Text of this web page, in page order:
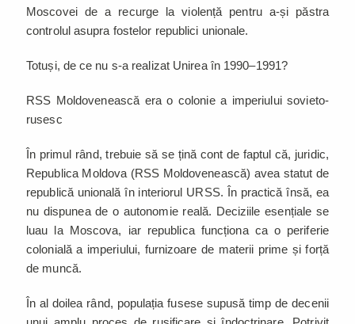
Moscovei de a recurge la violență pentru a-și păstra
controlul asupra fostelor republici unionale.
Totuși, de ce nu s-a realizat Unirea în 1990–1991?
RSS Moldovenească era o colonie a imperiului sovieto-
rusesc
În primul rând, trebuie să se țină cont de faptul că, juridic,
Republica Moldova (RSS Moldovenească) avea statut de
republică unională în interiorul URSS. În practică însă, ea
nu dispunea de o autonomie reală. Deciziile esențiale se
luau la Moscova, iar republica funcționa ca o periferie
colonială a imperiului, furnizoare de materii prime și forță
de muncă.
În al doilea rând, populația fusese supusă timp de decenii